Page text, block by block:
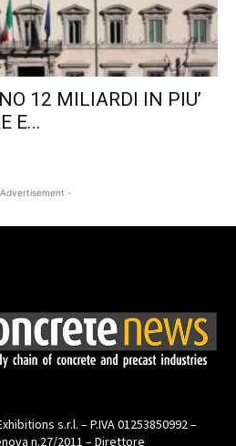
12 MILIARDI IN PIU’
E...
-
s.r.l. – P.IVA 01253850992 –
n.27/2011 – Direttore